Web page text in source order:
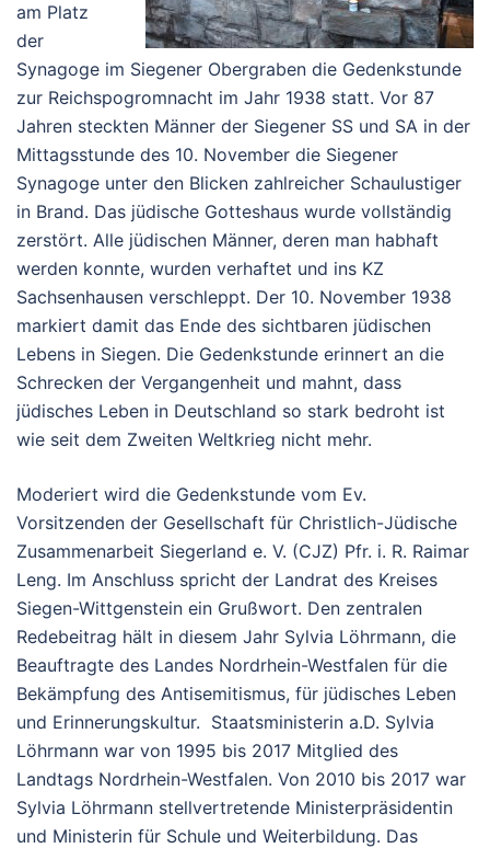
am Platz
der
Synagoge im Siegener Obergraben die Gedenkstunde
zur Reichspogromnacht im Jahr 1938 statt. Vor 87
Jahren steckten Männer der Siegener SS und SA in der
Mittagsstunde des 10. November die Siegener
Synagoge unter den Blicken zahlreicher Schaulustiger
in Brand. Das jüdische Gotteshaus wurde vollständig
zerstört. Alle jüdischen Männer, deren man habhaft
werden konnte, wurden verhaftet und ins KZ
Sachsenhausen verschleppt. Der 10. November 1938
markiert damit das Ende des sichtbaren jüdischen
Lebens in Siegen. Die Gedenkstunde erinnert an die
Schrecken der Vergangenheit und mahnt, dass
jüdisches Leben in Deutschland so stark bedroht ist
wie seit dem Zweiten Weltkrieg nicht mehr.
Moderiert wird die Gedenkstunde vom Ev.
Vorsitzenden der Gesellschaft für Christlich-Jüdische
Zusammenarbeit Siegerland e. V. (CJZ) Pfr. i. R. Raimar
Leng. Im Anschluss spricht der Landrat des Kreises
Siegen-Wittgenstein ein Grußwort. Den zentralen
Redebeitrag hält in diesem Jahr Sylvia Löhrmann, die
Beauftragte des Landes Nordrhein-Westfalen für die
Bekämpfung des Antisemitismus, für jüdisches Leben
und Erinnerungskultur. Staatsministerin a.D. Sylvia
Löhrmann war von 1995 bis 2017 Mitglied des
Landtags Nordrhein-Westfalen. Von 2010 bis 2017 war
Sylvia Löhrmann stellvertretende Ministerpräsidentin
und Ministerin für Schule und Weiterbildung. Das